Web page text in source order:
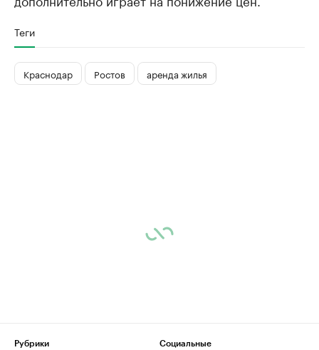
Теги
Краснодар Ростов аренда жилья
Рубрики
Социальные